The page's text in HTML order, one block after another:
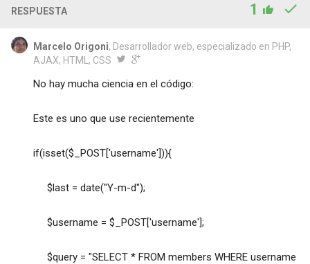
RESPUESTA 1
Marcelo Origoni, Desarrollador web, especializado en PHP,
AJAX, HTML, CSS
No hay mucha ciencia en el código:
Este es uno que use recientemente
if(isset($_POST['username'])){
$last = date("Y-m-d");
$username = $_POST['username'];
$query = "SELECT * FROM members WHERE username